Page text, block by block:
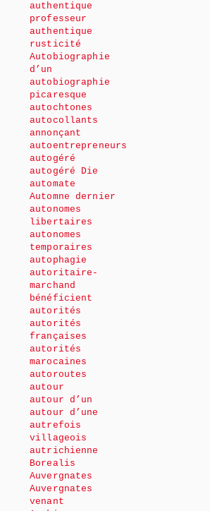
authentique
professeur
authentique
rusticité
Autobiographie
d’un
autobiographie
picaresque
autochtones
autocollants
annonçant
autoentrepreneurs
autogéré
autogéré Die
automate
Automne dernier
autonomes
libertaires
autonomes
temporaires
autophagie
autoritaire-
marchand
bénéficient
autorités
autorités
françaises
autorités
marocaines
autoroutes
autour
autour d’un
autour d’une
autrefois
villageois
autrichienne
Borealis
Auvergnates
Auvergnates
venant